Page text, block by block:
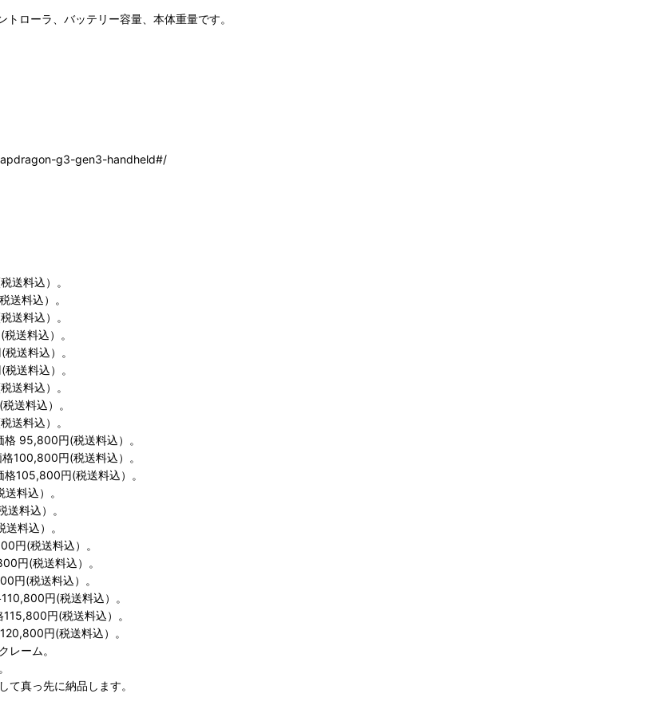
ローラ、バッテリー容量、本体重量です。
g3-gen3-handheld#/
送料込）。
送料込）。
送料込）。
送料込）。
送料込）。
送料込）。
送料込）。
送料込）。
送料込）。
95,800円(税送料込）。
100,800円(税送料込）。
105,800円(税送料込）。
料込）。
料込）。
料込）。
円(税送料込）。
円(税送料込）。
円(税送料込）。
円(税送料込）。
円(税送料込）。
円(税送料込）。
レーム。
真っ先に納品します。